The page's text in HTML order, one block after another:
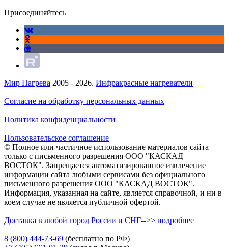
Присоединяйтесь
Мир Нагрева 2005 - 2026. Инфракрасные нагреватели
Согласие на обработку персональных данных
Политика конфиденциальности
Пользовательское соглашение
© Полное или частичное использование материалов сайта
только с письменного разрешения ООО "КАСКАД
ВОСТОК". Запрещается автоматизированное извлечение
информации сайта любыми сервисами без официального
письменного разрешения ООО "КАСКАД ВОСТОК".
Информация, указанная на сайте, является справочной, и ни в
коем случае не является публичной офертой.
Доставка в любой город России и СНГ-->> подробнее
8 (800) 444-73-69 (бесплатно по РФ)